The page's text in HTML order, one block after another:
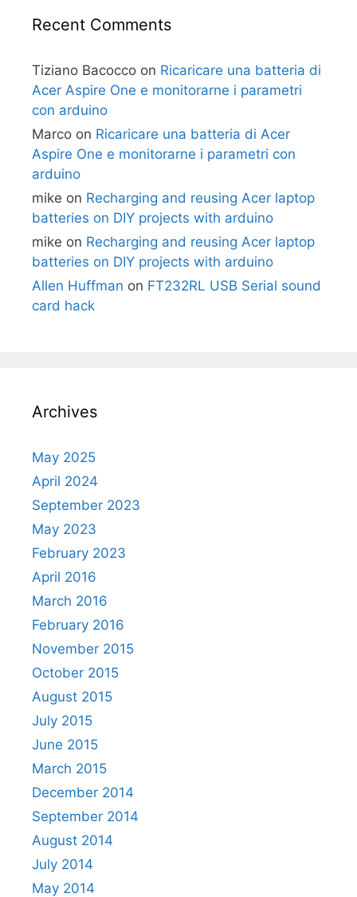
Recent Comments
Tiziano Bacocco on Ricaricare una batteria di
Acer Aspire One e monitorarne i parametri
con arduino
Marco on Ricaricare una batteria di Acer
Aspire One e monitorarne i parametri con
arduino
mike on Recharging and reusing Acer laptop
batteries on DIY projects with arduino
mike on Recharging and reusing Acer laptop
batteries on DIY projects with arduino
Allen Huffman on FT232RL USB Serial sound
card hack
Archives
May 2025
April 2024
September 2023
May 2023
February 2023
April 2016
March 2016
February 2016
November 2015
October 2015
August 2015
July 2015
June 2015
March 2015
December 2014
September 2014
August 2014
July 2014
May 2014